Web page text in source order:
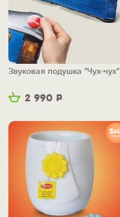
2 990 Р
Звуковая подушка "Чух-чух"